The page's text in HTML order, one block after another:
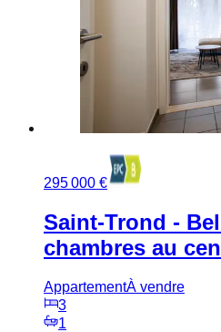
295 000 €
Saint-Trond -
chambres au
AppartementÀ vendre
3
1